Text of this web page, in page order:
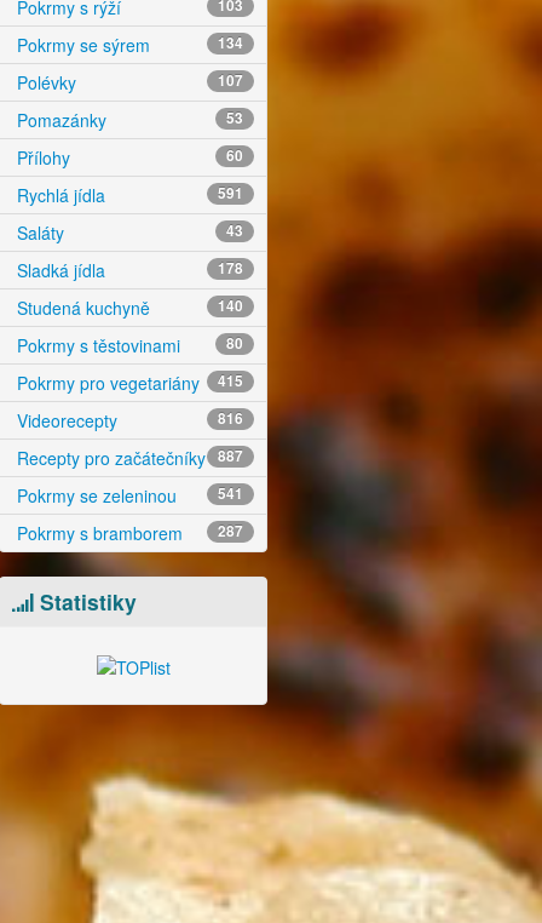
Pokrmy s rýží 103
Pokrmy se sýrem 134
Polévky 107
Pomazánky 53
Přílohy 60
Rychlá jídla 591
Saláty 43
Sladká jídla 178
Studená kuchyně 140
Pokrmy s těstovinami 80
Pokrmy pro vegetariány 415
Videorecepty 816
Recepty pro začátečníky 887
Pokrmy se zeleninou 541
Pokrmy s bramborem 287
Statistiky